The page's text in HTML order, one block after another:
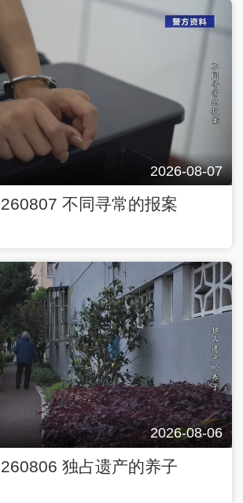
2026-08-07
不同寻常的报案
2026-08-06
独占遗产的养子